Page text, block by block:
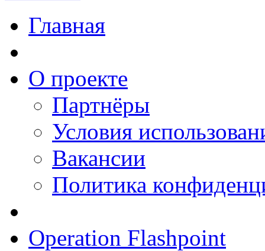
Главная
О проекте
Партнёры
Условия
Вакансии
Политика
Operation Flashpoint